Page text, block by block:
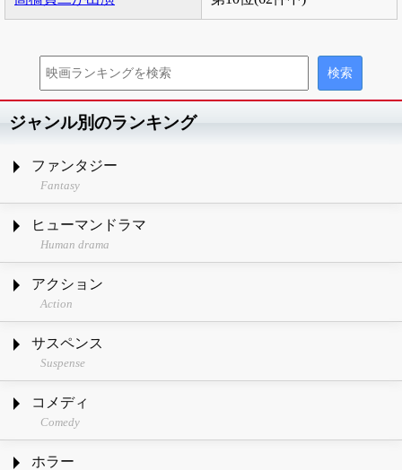
ジャンル別のランキング
ファンタジー
Fantasy
ヒューマンドラマ
Human drama
アクション
Action
サスペンス
Suspense
コメディ
Comedy
ホラー